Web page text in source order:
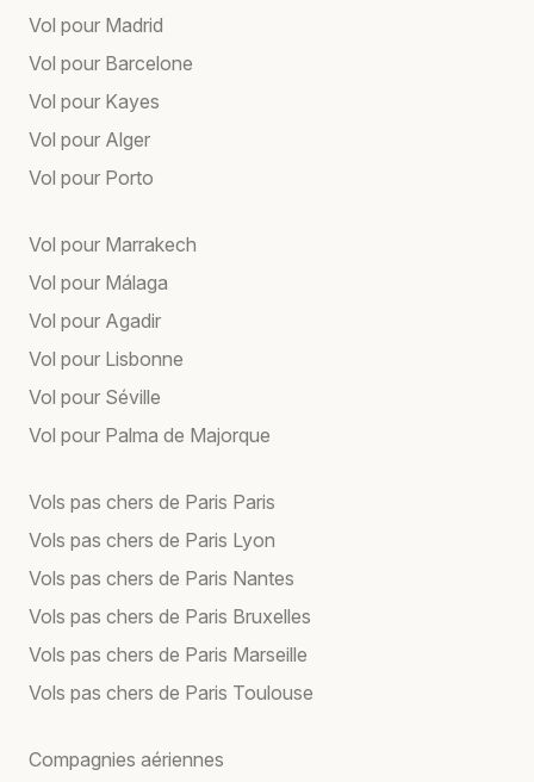
Vol pour Madrid
Vol pour Barcelone
Vol pour Kayes
Vol pour Alger
Vol pour Porto
Vol pour Marrakech
Vol pour Málaga
Vol pour Agadir
Vol pour Lisbonne
Vol pour Séville
Vol pour Palma de Majorque
Vols pas chers de Paris Paris
Vols pas chers de Paris Lyon
Vols pas chers de Paris Nantes
Vols pas chers de Paris Bruxelles
Vols pas chers de Paris Marseille
Vols pas chers de Paris Toulouse
Compagnies aériennes